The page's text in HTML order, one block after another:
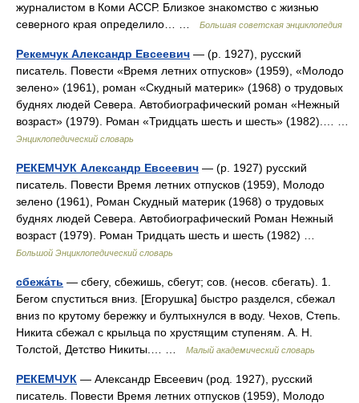
журналистом в Коми АССР. Близкое знакомство с жизнью
северного края определило… …
Большая советская энциклопедия
Рекемчук Александр Евсеевич — (р. 1927), русский
писатель. Повести «Время летних отпусков» (1959), «Молодо
зелено» (1961), роман «Скудный материк» (1968) о трудовых
буднях людей Севера. Автобиографический роман «Нежный
возраст» (1979). Роман «Тридцать шесть и шесть» (1982).… …
Энциклопедический словарь
РЕКЕМЧУК Александр Евсеевич — (р. 1927) русский
писатель. Повести Время летних отпусков (1959), Молодо
зелено (1961), Роман Скудный материк (1968) о трудовых
буднях людей Севера. Автобиографический Роман Нежный
возраст (1979). Роман Тридцать шесть и шесть (1982) …
Большой Энциклопедический словарь
сбежа́ть — сбегу, сбежишь, сбегут; сов. (несов. сбегать). 1.
Бегом спуститься вниз. [Егорушка] быстро разделся, сбежал
вниз по крутому бережку и бултыхнулся в воду. Чехов, Степь.
Никита сбежал с крыльца по хрустящим ступеням. А. Н.
Толстой, Детство Никиты.… …
Малый академический словарь
РЕКЕМЧУК — Александр Евсеевич (род. 1927), русский
писатель. Повести Время летних отпусков (1959), Молодо